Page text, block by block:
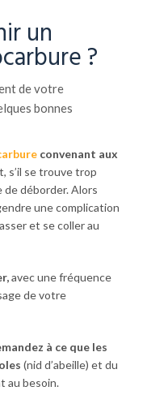
un
?
de votre
bonnes
convenant aux
s’il se trouve trop
déborder. Alors
une complication
et se coller au
avec une fréquence
de votre
à ce que les
(nid d’abeille) et du
au besoin.